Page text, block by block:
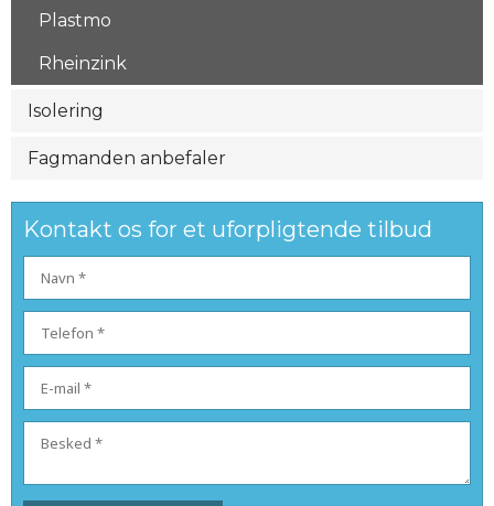
Plastmo
Rheinzink
Isolering
Fagmanden anbefaler
Kontakt os for et uforpligtende tilbud​